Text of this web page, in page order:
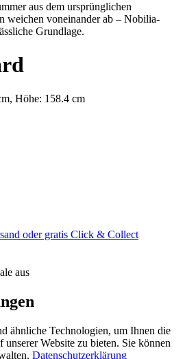
aus dem ursprünglichen
weichen voneinander ab – Nobilia-
Grundlage.
Höhe: 158.4 cm
oder gratis Click & Collect
aus
ähnliche Technologien, um Ihnen die
Website zu bieten. Sie können
Datenschutzerklärung